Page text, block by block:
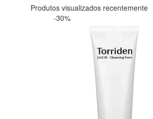
Produtos visualizados recentemente
-30%